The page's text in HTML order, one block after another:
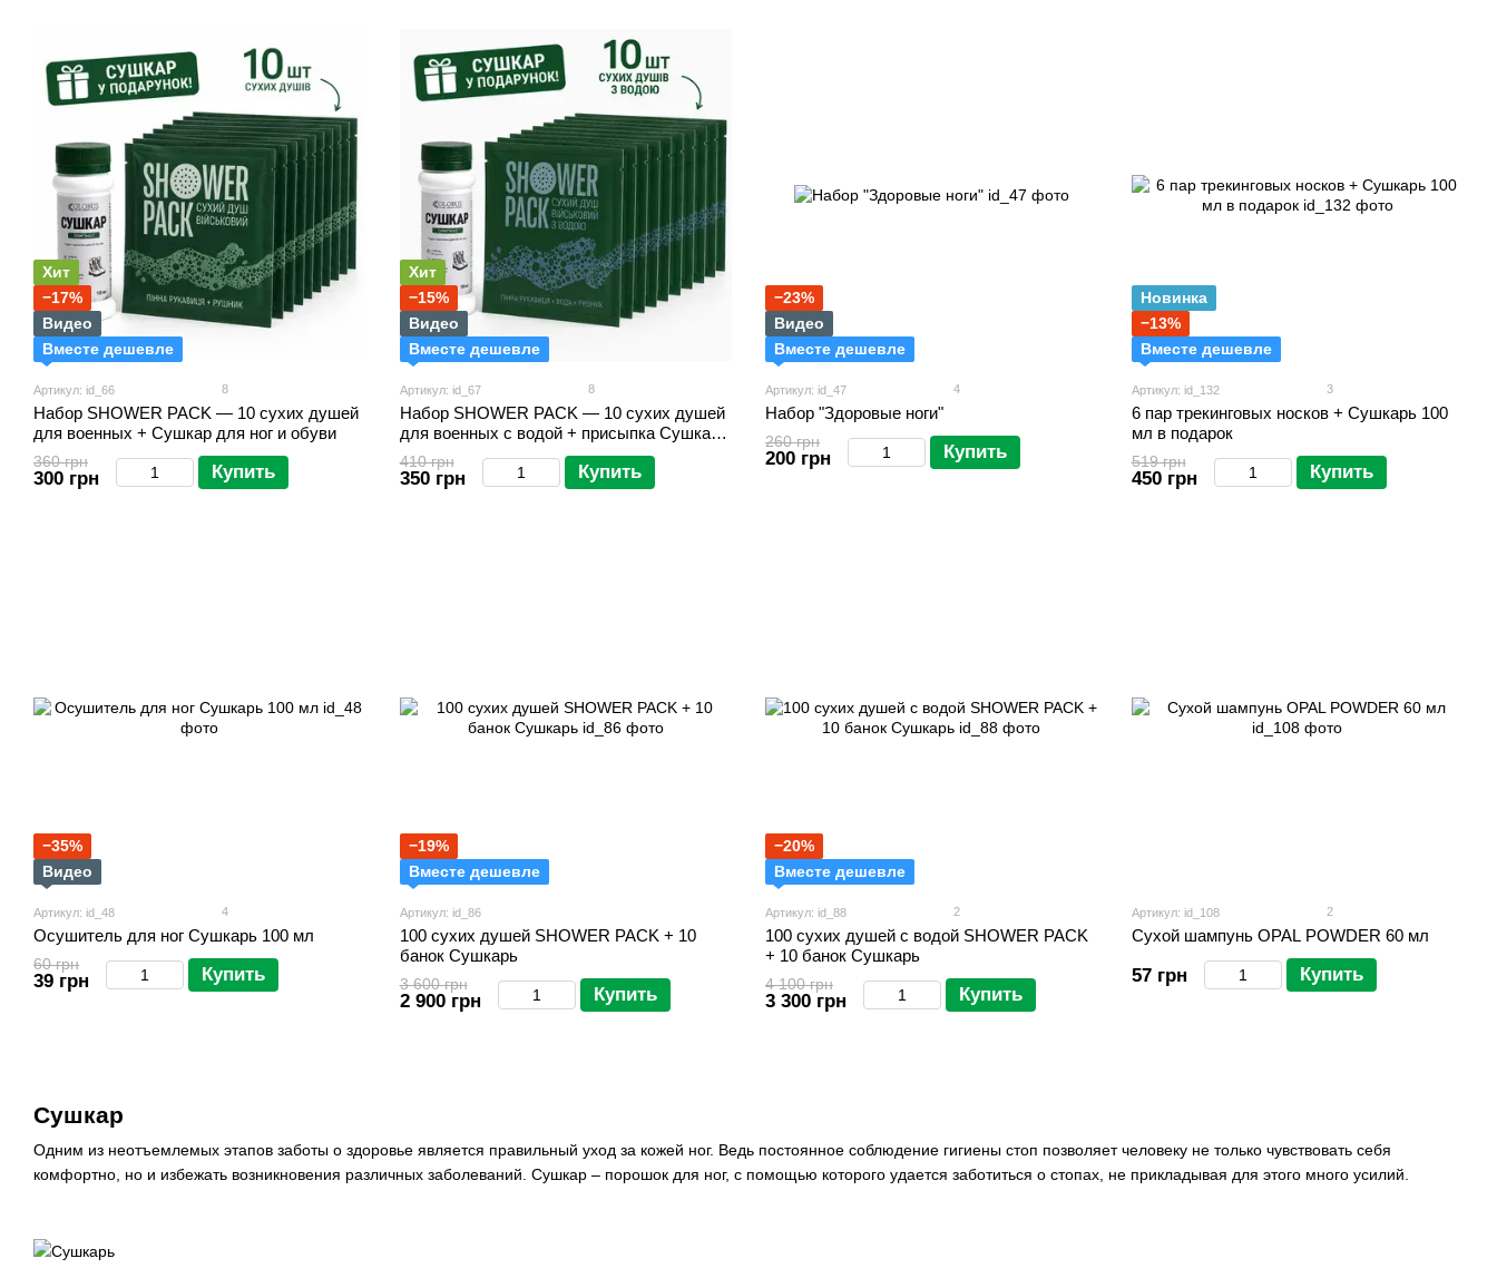
Сушкар
Одним из неотъемлемых этапов заботы о здоровье является правильный уход за кожей ног. Ведь постоянное соблюдение гигиены стоп позволяет человеку не только чувствовать себя
комфортно, но и избежать возникновения различных заболеваний. Сушкар – порошок для ног, с помощью которого удается заботиться о стопах, не прикладывая для этого много усилий.
Хит
−17%
Видео
Вместе дешевле
Артикул: id_66 8
Набор SHOWER PACK — 10 сухих душей
для военных + Сушкар для ног и обуви
360 грн
300 грн Купить
Хит
−15%
Видео
Вместе дешевле
Артикул: id_67 8
Набор SHOWER PACK — 10 сухих душей
для военных с водой + присыпка Сушкар
для ног и обуви
410 грн
350 грн Купить
−23%
Видео
Вместе дешевле
Артикул: id_47 4
Набор "Здоровые ноги"
260 грн
200 грн Купить
Новинка
−13%
Вместе дешевле
Артикул: id_132 3
6 пар трекинговых носков + Сушкарь 100
мл в подарок
519 грн
450 грн Купить
−35%
Видео
Артикул: id_48 4
Осушитель для ног Сушкарь 100 мл
60 грн
39 грн Купить
−19%
Вместе дешевле
Артикул: id_86
100 сухих душей SHOWER PACK + 10
банок Сушкарь
3 600 грн
2 900 грн Купить
−20%
Вместе дешевле
Артикул: id_88 2
100 сухих душей с водой SHOWER PACK
+ 10 банок Сушкарь
4 100 грн
3 300 грн Купить
Артикул: id_108 2
Сухой шампунь OPAL POWDER 60 мл
57 грн Купить